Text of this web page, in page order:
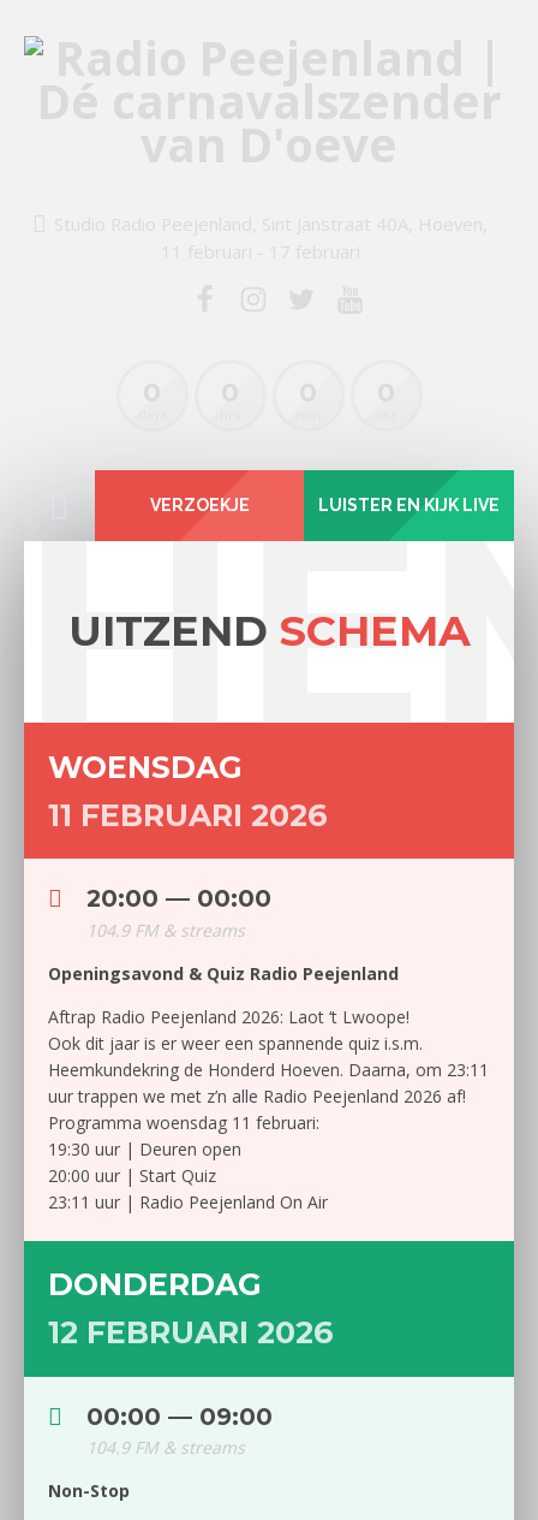
VERZOEKJE LUISTER EN KIJK LIVE
UITZEND SCHEMA
WOENSDAG
11 FEBRUARI 2026
20:00 — 00:00
104.9 FM & streams
Openingsavond & Quiz Radio Peejenland
Aftrap Radio Peejenland 2026: Laot ‘t Lwoope!
Ook dit jaar is er weer een spannende quiz i.s.m.
Heemkundekring de Honderd Hoeven. Daarna, om 23:11
uur trappen we met z’n alle Radio Peejenland 2026 af!
Programma woensdag 11 februari:
19:30 uur | Deuren open
20:00 uur | Start Quiz
23:11 uur | Radio Peejenland On Air
DONDERDAG
12 FEBRUARI 2026
00:00 — 09:00
104.9 FM & streams
Non-Stop